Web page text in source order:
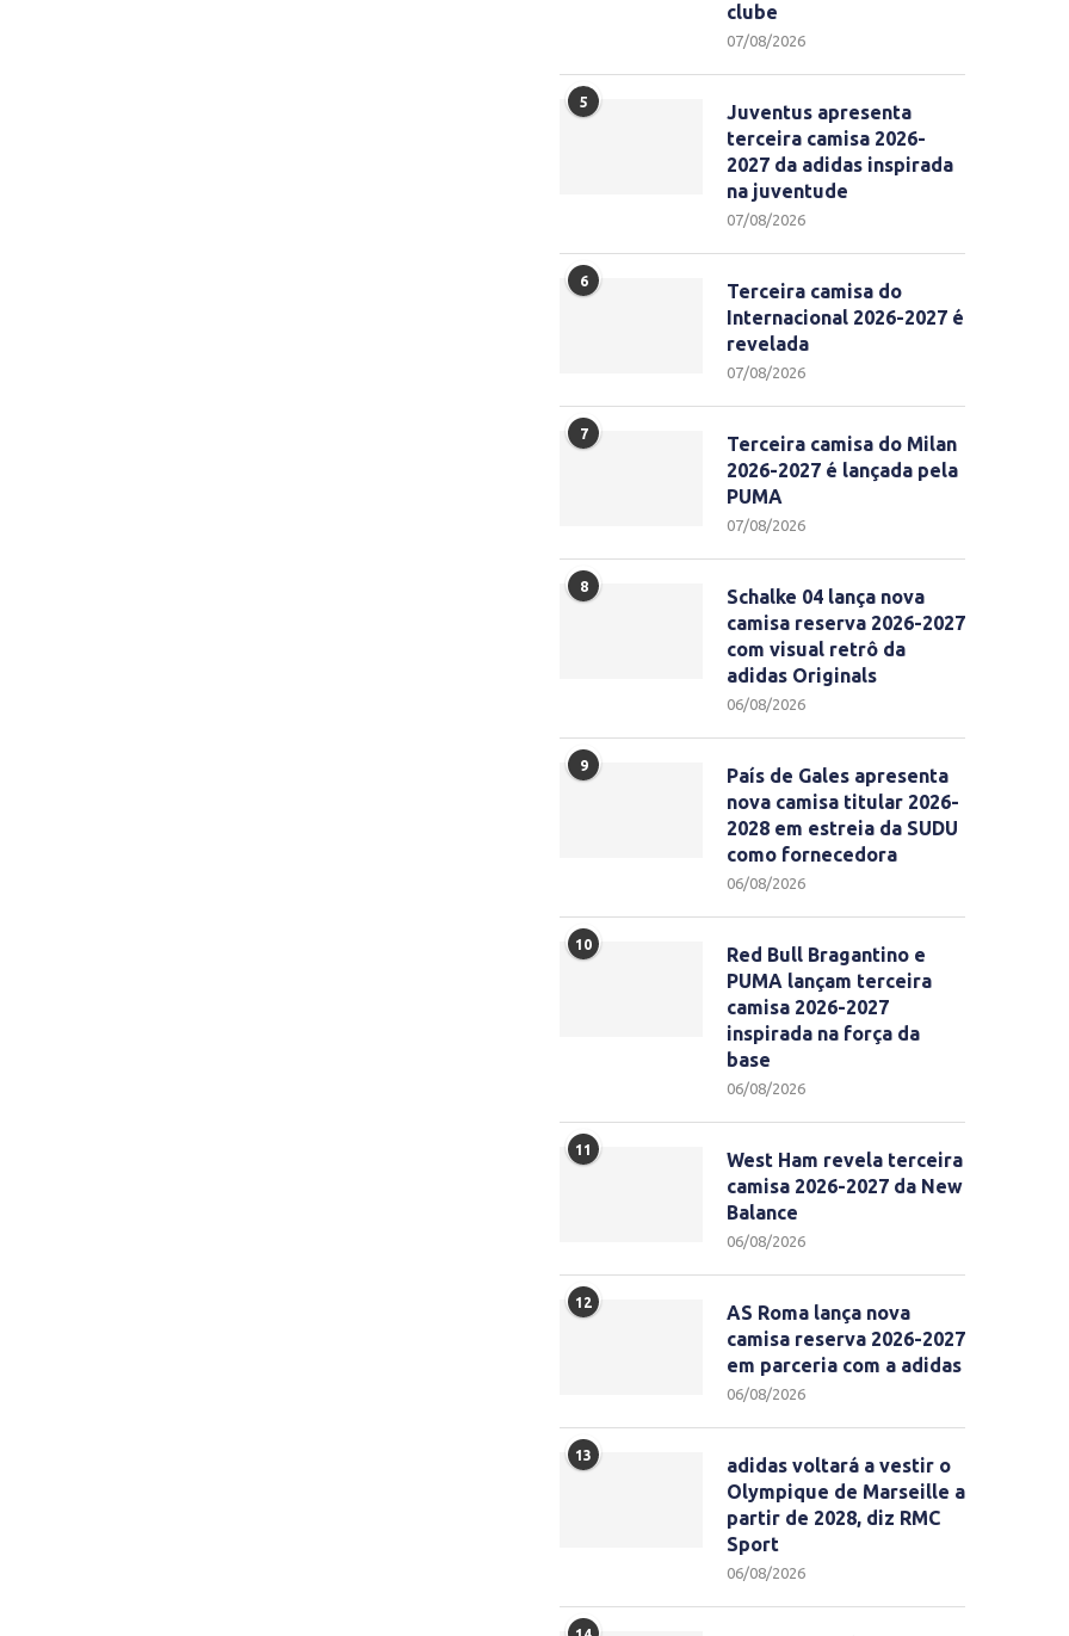
clube
07/08/2026
5
Juventus apresenta
terceira camisa 2026-
2027 da adidas inspirada
na juventude
07/08/2026
6
Terceira camisa do
Internacional 2026-2027 é
revelada
07/08/2026
7
Terceira camisa do Milan
2026-2027 é lançada pela
PUMA
07/08/2026
8
Schalke 04 lança nova
camisa reserva 2026-2027
com visual retrô da
adidas Originals
06/08/2026
9
País de Gales apresenta
nova camisa titular 2026-
2028 em estreia da SUDU
como fornecedora
06/08/2026
10
Red Bull Bragantino e
PUMA lançam terceira
camisa 2026-2027
inspirada na força da
base
06/08/2026
11
West Ham revela terceira
camisa 2026-2027 da New
Balance
06/08/2026
12
AS Roma lança nova
camisa reserva 2026-2027
em parceria com a adidas
06/08/2026
13
adidas voltará a vestir o
Olympique de Marseille a
partir de 2028, diz RMC
Sport
06/08/2026